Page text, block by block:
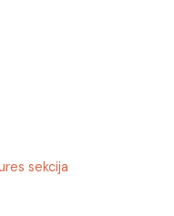
sekcija